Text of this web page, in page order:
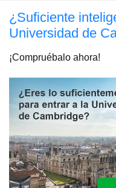
¿Suficiente
Universidad de
¡Compruébalo ahora!